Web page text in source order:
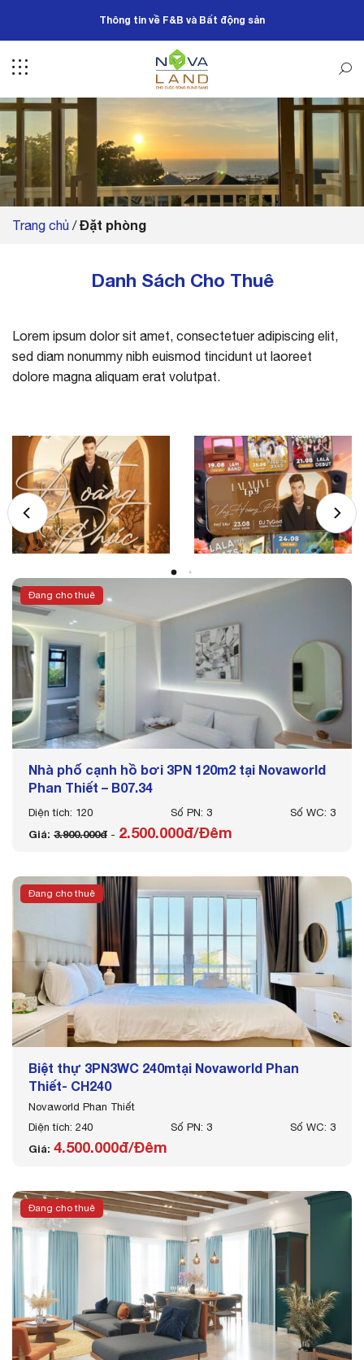
dung
Thông tin về F&B và Bất động sản
Trang chủ /Đặt phòng
Danh Sách Cho Thuê
Lorem ipsum dolor sit amet, consectetuer adipiscing elit,
sed diam nonummy nibh euismod tincidunt ut laoreet
dolore magna aliquam erat volutpat.
Đang cho thuê
Nhà phố cạnh hồ bơi 3PN 120m2 tại Novaworld
Phan Thiết – B07.34
Diện tích: 120 Số PN: 3 Số WC: 3
Giá: 3.900.000đ - 2.500.000đ/Đêm
Đang cho thuê
Biệt thự 3PN3WC 240mtại Novaworld Phan
Thiết- CH240
Novaworld Phan Thiết
Diện tích: 240
Số PN: 3 Số WC: 3
Giá: 4.500.000đ/Đêm
Đang cho thuê